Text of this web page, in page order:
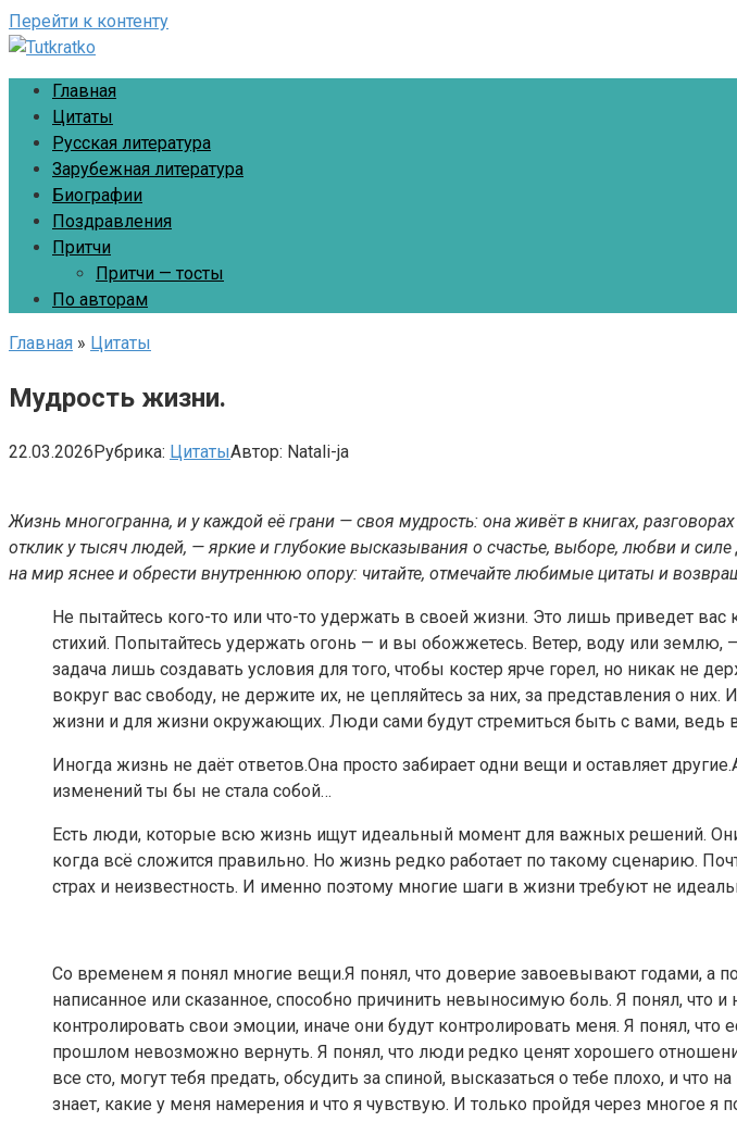
Перейти к контенту
Главная
Цитаты
Русская литература
Зарубежная литература
Биографии
Поздравления
Притчи
Притчи — тосты
По авторам
Главная » Цитаты
Мудрость жизни.
22.03.2026Рубрика: ЦитатыАвтор: Natali-ja
Жизнь многогранна, и у каждой её грани — своя мудрость: она живёт в книгах,
отклик у тысяч людей, — яркие и глубокие высказывания о счастье, выборе, любви и
на мир яснее и обрести внутреннюю опору: читайте, отмечайте любимые цитаты и
Не пытайтесь кого-то или что-то удержать в своей жизни. Это лишь приведет
стихий. Попытайтесь удержать огонь — и вы обожжетесь. Ветер, воду или
задача лишь создавать условия для того, чтобы костер ярче горел, но никак не
вокруг вас свободу, не держите их, не цепляйтесь за них, за представления о
жизни и для жизни окружающих. Люди сами будут стремиться быть с вами, ведь
Иногда жизнь не даёт ответов.Она просто забирает одни вещи и оставляет
изменений ты бы не стала собой…
Есть люди, которые всю жизнь ищут идеальный момент для важных решений. Они
когда всё сложится правильно. Но жизнь редко работает по такому сценарию.
страх и неизвестность. И именно поэтому многие шаги в жизни требуют не
Со временем я понял многие вещи.Я понял, что доверие завоевывают годами, а
написанное или сказанное, способно причинить невыносимую боль. Я понял, что
контролировать свои эмоции, иначе они будут контролировать меня. Я понял, что
прошлом невозможно вернуть. Я понял, что люди редко ценят хорошего
все сто, могут тебя предать, обсудить за спиной, высказаться о тебе плохо, и
знает, какие у меня намерения и что я чувствую. И только пройдя через многое